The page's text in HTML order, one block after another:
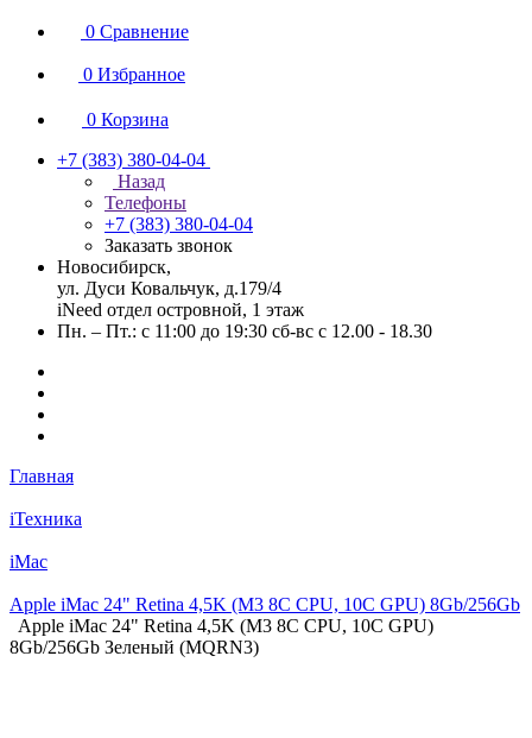
0 Сравнение
0 Избранное
0 Корзина
+7 (383) 380-04-04
Назад
Телефоны
+7 (383) 380-04-04
Заказать звонок
Новосибирск,
ул. Дуси Ковальчук, д.179/4
iNeed отдел островной, 1 этаж
Пн. – Пт.: с 11:00 до 19:30 сб-вс с 12.00 - 18.30
Главная
iТехника
iMac
Apple iMac 24" Retina 4,5K (M3 8C CPU, 10C GPU) 8Gb/256Gb
Apple iMac 24" Retina 4,5K (M3 8C CPU, 10C GPU)
8Gb/256Gb Зеленый (MQRN3)